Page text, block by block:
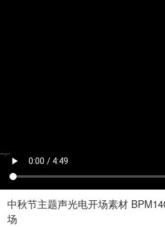
中秋节主题声光电开场素材
场